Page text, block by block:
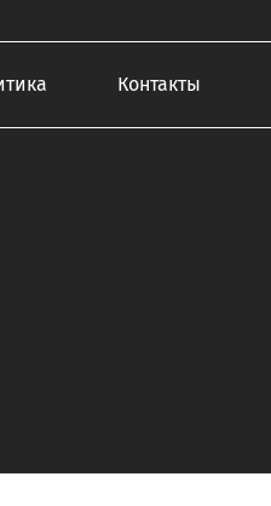
Контакты